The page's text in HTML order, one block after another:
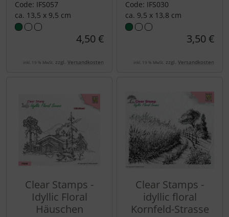
Code: IFS057
ca. 13,5 x 9,5 cm
4,50 €
inkl. 19 % MwSt. zzgl. Versandkosten
Code: IFS030
ca. 9,5 x 13,8 cm
3,50 €
inkl. 19 % MwSt. zzgl. Versandkosten
Clear Stamps -
Idyllic Floral
Häuschen
Clear Stamps -
idyllic floral
Kornfeld-Strasse